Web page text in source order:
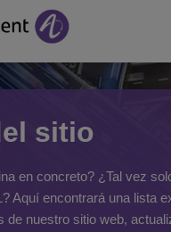
sitio
en concreto? ¿Tal vez
Aquí encontrará una lista
de nuestro sitio web,